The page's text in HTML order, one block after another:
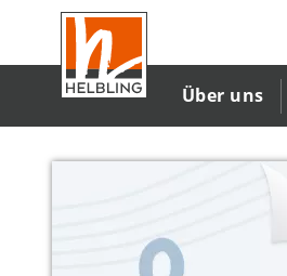
Inhalt
Über uns